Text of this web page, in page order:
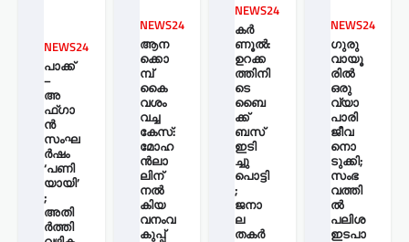
NEWS24
പാക്ക്
–
അ
ഫ്ഗാ
ൻ
സംഘ
ർഷം
‘പണി
യായി’
;
അതി
ർത്തി
NEWS24
ആന
ക്കൊ
മ്പ്
കൈ
വശം
വച്ച
കേസ്:
മോഹ
ന്‍ലാ
ലിന്
നൽ
കിയ
വനംവ
കുപ്പ്
NEWS24
കർ
ണൂൽ:
ഉറക്ക
ത്തിനി
ടെ
ബൈ
ക്ക്
ബസ്
ഇടി
ച്ചു
പൊട്ടി
;
ജനാ
ല
തകർ
NEWS24
ഗുരു
വായൂ
രില്‍
ഒരു
വ്യാ
പാരി
ജീവ
നൊ
ടുക്കി;
സംഭ
വത്തി
ല്‍
പലിശ
ഇടപാ